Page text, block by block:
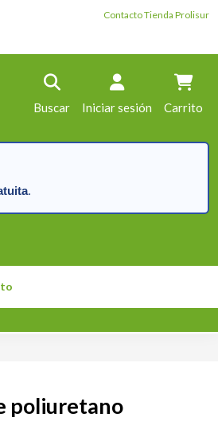
Contacto Tienda Prolisur
Buscar Iniciar sesión Carrito
.
poliuretano